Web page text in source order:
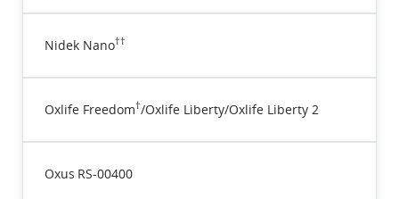
Nidek Nano††
Oxlife Freedom†/Oxlife Liberty/Oxlife Liberty 2
Oxus RS-00400